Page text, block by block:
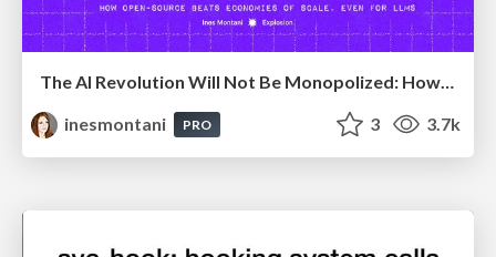
inesmontani
PRO 3 3.7k